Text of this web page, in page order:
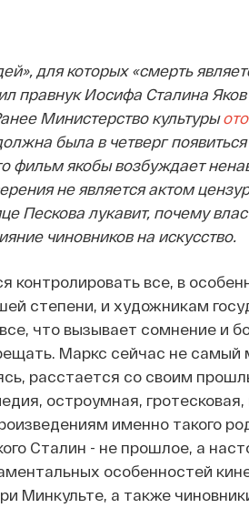
для которых «смерть
правнук Иосифа Сталина
Министерство культуры
была в четверг
фильм якобы возбуждает
не является актом
Пескова лукавит, почему
чиновников на искусство.
контролировать все, в
степени, и художникам
что вызывает сомнение и
Маркс сейчас не самый
расстается со своим
остроумная,
именно такого
Сталин - не прошлое, а
особенностей
Минкульте, а также